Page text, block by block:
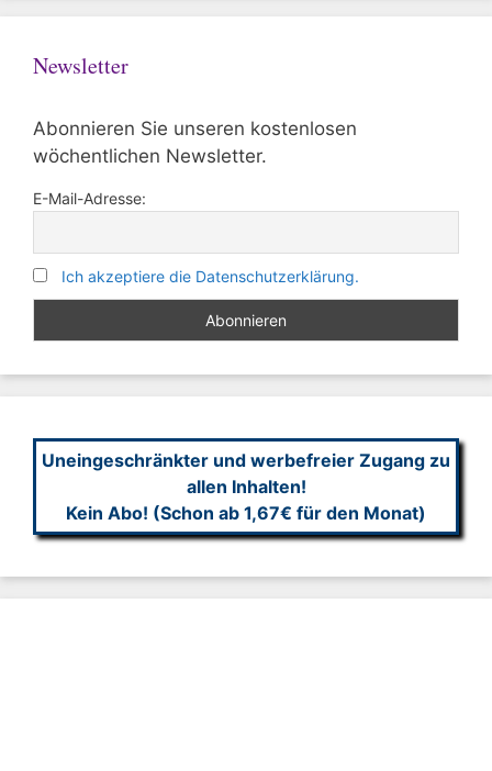
Newsletter
Abonnieren Sie unseren kostenlosen
wöchentlichen Newsletter.
E-Mail-Adresse:
Ich akzeptiere die Datenschutzerklärung.
Uneingeschränkter und werbefreier Zugang zu
allen Inhalten!
Kein Abo! (Schon ab 1,67€ für den Monat)